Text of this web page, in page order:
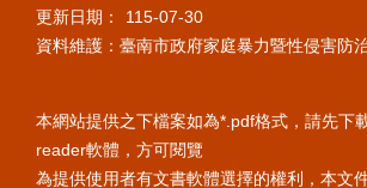
更新日期：
115-07-30
資料維護：臺南市政府家庭暴力暨性侵害防
本網站提供之下檔案如為*.pdf格式，請先下
reader軟體，方可閱覽
為提供使用者有文書軟體選擇的權利，本文